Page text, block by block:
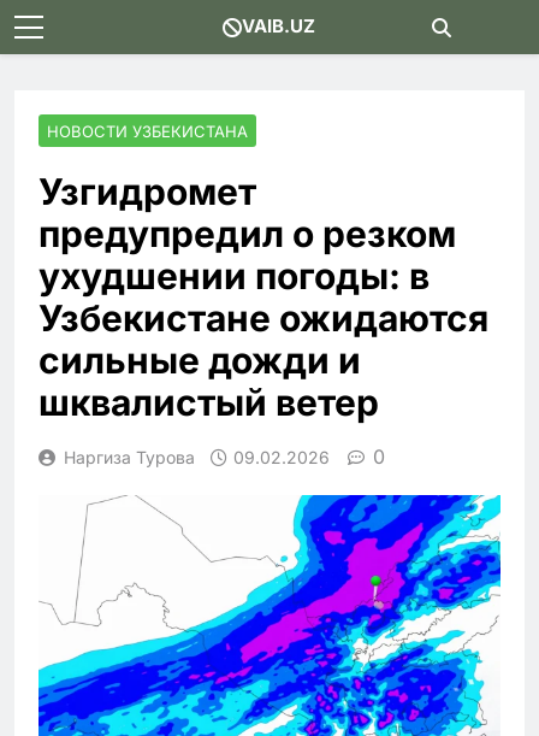
Skip
to
VAIB.UZ
НОВОСТИ УЗБЕКИСТАНА
Узгидромет
предупредил о резком
ухудшении погоды: в
Узбекистане ожидаются
сильные дожди и
шквалистый ветер
Наргиза Турова 09.02.2026 0